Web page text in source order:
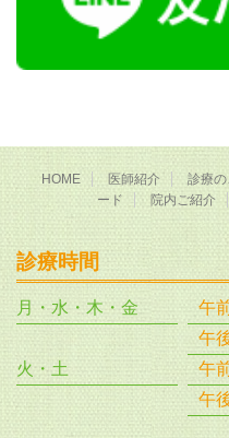
HOME 医師紹介 診療
ード
院内ご紹介
診療時間
月・水・木・金 午
午
火・土
午
午